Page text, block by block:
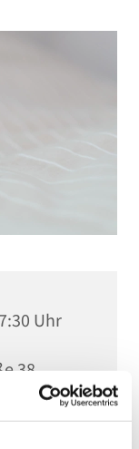
Uhr
38,